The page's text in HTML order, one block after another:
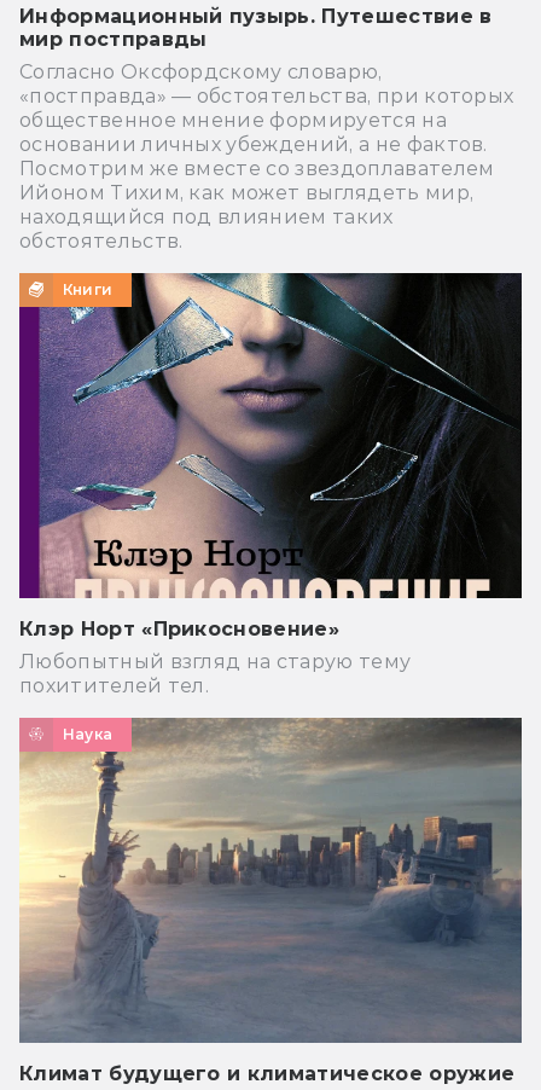
Информационный пузырь. Путешествие в
мир постправды
Согласно Оксфордскому словарю,
«постправда» — обстоятельства, при которых
общественное мнение формируется на
основании личных убеждений, а не фактов.
Посмотрим же вместе со звездоплавателем
Ийоном Тихим, как может выглядеть мир,
находящийся под влиянием таких
обстоятельств.
Книги
Клэр Норт «Прикосновение»
Любопытный взгляд на старую тему
похитителей тел.
Наука
Климат будущего и климатическое оружие